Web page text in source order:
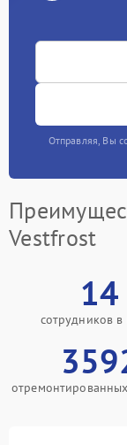
Отправляя, Вы
Vestfrost
14
сотрудников в